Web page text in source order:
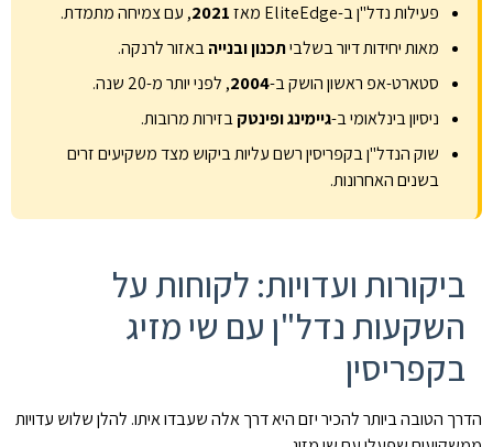
פעילות נדל"ן ב-EliteEdge מאז
2021, עם צמיחה מתמדת.
מאות יחידות דיור בשלביתכנון ובנייהבאזור לרנקה.
סטארט-אפ ראשון הושק ב-2004, לפני יותר מ-20 שנה.
ניסיון בינלאומי ב-גיימינג ופינטקבזירות מרובות.
שוק הנדל"ן בקפריסין רשם עליות ביקוש מצד משקיעים זרים
בשנים האחרונות.
ביקורות ועדויות: לקוחות על
השקעות נדל"ן עם שי מזיג
בקפריסין
הדרך הטובה ביותר להכיר יזם היא דרך אלה שעבדו איתו. להלן שלוש עדויות